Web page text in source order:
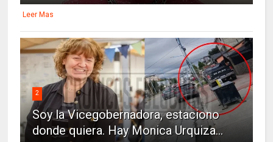
Leer Mas
2
Soy la Vicegobernadora, estaciono
donde quiera. Hay Monica Urquiza...